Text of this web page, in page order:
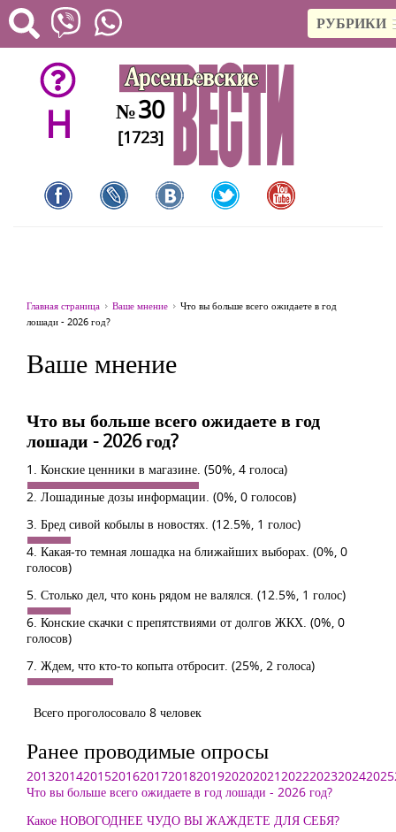
РУБРИКИ
H №30
[1723]
Главная страница Ваше мнение
Что вы больше всего ожидаете в год
лошади - 2026 год?
Ваше мнение
Что вы больше всего ожидаете в год
лошади - 2026 год?
1. Конские ценники в магазине. (50%, 4 голоса)
2. Лошадиные дозы информации. (0%, 0 голосов)
3. Бред сивой кобылы в новостях. (12.5%, 1 голос)
4. Какая-то темная лошадка на ближайших выборах. (0%, 0
голосов)
5. Столько дел, что конь рядом не валялся. (12.5%, 1 голос)
6. Конские скачки с препятствиями от долгов ЖКХ. (0%, 0
голосов)
7. Ждем, что кто-то копыта отбросит. (25%, 2 голоса)
Всего проголосовало 8 человек
Ранее проводимые опросы
2013201420152016201720182019202020212022202320242025
Что вы больше всего ожидаете в год лошади - 2026 год?
Какое НОВОГОДНЕЕ ЧУДО ВЫ ЖАЖДЕТЕ ДЛЯ СЕБЯ?